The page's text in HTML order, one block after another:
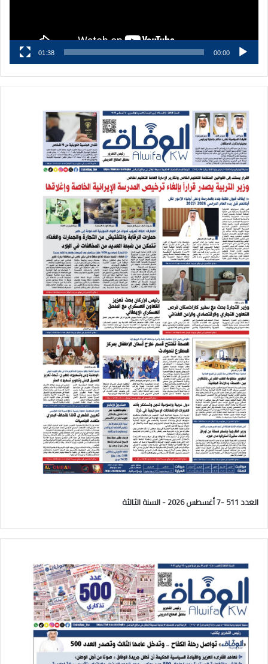
00:00
01:38
العدد 511 -7 أغسطس 2026 - السنة الثالثة